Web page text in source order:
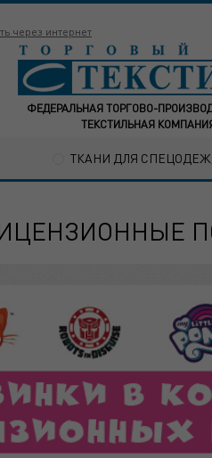
через интернет
ФЕДЕРАЛЬНАЯ ТОРГОВО-
ТЕКСТИЛЬНАЯ
ТКАНИ ДЛЯ